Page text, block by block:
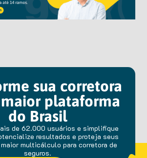
sua corretora
plataforma
do Brasil
de 62.000 usuários e simplifique
resultados e proteja seus
multicálculo para corretora de
seguros.